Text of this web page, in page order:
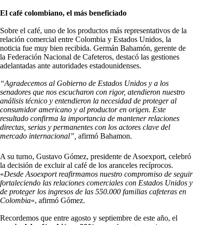
El café colombiano, el más beneficiado
Sobre el café, uno de los productos más representativos de la
relación comercial entre Colombia y Estados Unidos, la
noticia fue muy bien recibida. Germán Bahamón, gerente de
la Federación Nacional de Cafeteros, destacó las gestiones
adelantadas ante autoridades estadounidenses.
“Agradecemos al Gobierno de Estados Unidos y a los
senadores que nos escucharon con rigor, atendieron nuestro
análisis técnico y entendieron la necesidad de proteger al
consumidor americano y al productor en origen. Este
resultado confirma la importancia de mantener relaciones
directas, serias y permanentes con los actores clave del
mercado internacional”, afirmó Bahamon.
A su turno, Gustavo Gómez, presidente de Asoexport, celebró
la decisión de excluir al café de los aranceles recíprocos.
«Desde Asoexport reafirmamos nuestro compromiso de seguir
fortaleciendo las relaciones comerciales con Estados Unidos y
de proteger los ingresos de las 550.000 familias cafeteras en
Colombia«, afirmó Gómez.
Recordemos que entre agosto y septiembre de este año, el